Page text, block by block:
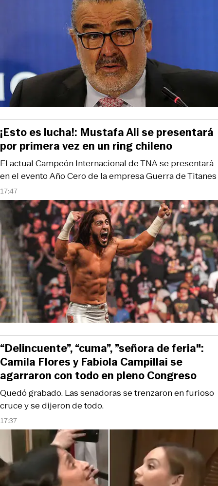
17:47
El actual Campeón Internacional de TNA se presentará
en el evento Año Cero de la empresa Guerra de Titanes
¡Esto es lucha!: Mustafa Ali se presentará
por primera vez en un ring chileno
17:37
Quedó grabado. Las senadoras se trenzaron en furioso
cruce y se dijeron de todo.
“Delincuente”, “cuma”, ”señora de feria":
Camila Flores y Fabiola Campillai se
agarraron con todo en pleno Congreso